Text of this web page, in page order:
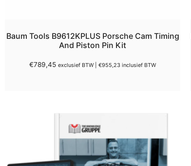
Baum Tools B9612KPLUS Porsche Cam Timing
And Piston Pin Kit
€789,45 exclusief BTW | €955,23 inclusief BTW